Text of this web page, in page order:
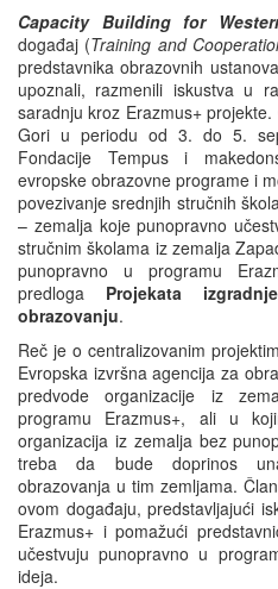
Capacity Building for
događaj (Training and
predstavnika obrazovnih
upoznali, razmenili iskustva u
saradnju kroz Erazmus+
Gori u periodu od 3. do 5.
Fondacije Tempus i
evropske obrazovne programe i
povezivanje srednjih stručnih
– zemalja koje punopravno
stručnim školama iz zemalja
punopravno u programu
predloga Projekata
obrazovanju.
Reč je o centralizovanim
Evropska izvršna agencija za
predvode organizacije iz
programu Erazmus+, ali u
organizacija iz zemalja bez
treba da bude doprinos
obrazovanja u tim zemljama.
ovom događaju, predstavljajući
Erazmus+ i pomažući
učestvuju punopravno u
ideja.